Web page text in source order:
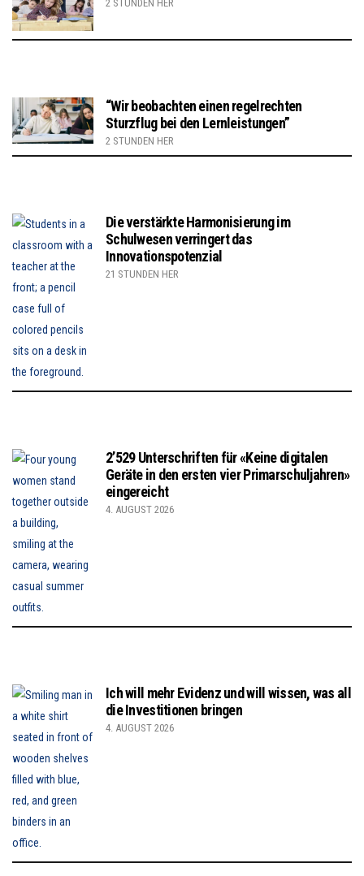
2 STUNDEN HER
“Wir beobachten einen regelrechten
Sturzflug bei den Lernleistungen”
2 STUNDEN HER
Die verstärkte Harmonisierung im
Schulwesen verringert das
Innovationspotenzial
21 STUNDEN HER
2’529 Unterschriften für «Keine digitalen
Geräte in den ersten vier Primarschuljahren»
eingereicht
4. AUGUST 2026
Ich will mehr Evidenz und will wissen, was all
die Investitionen bringen
4. AUGUST 2026